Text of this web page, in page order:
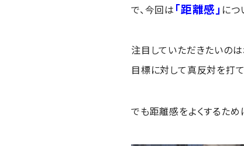
で、今回は 「距離感 」 につ
注目していただきたいのは
目標に対して真反対を打て
でも距離感をよくするため